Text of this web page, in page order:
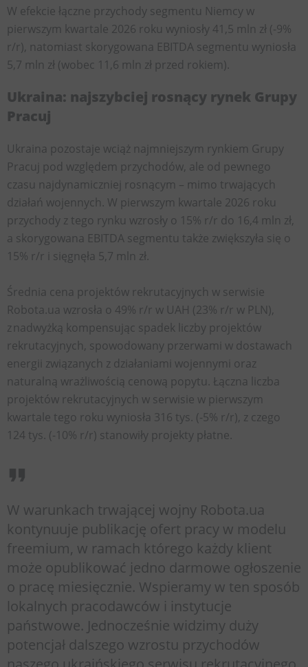
W efekcie łączne przychody segmentu Niemcy w
pierwszym kwartale 2026 roku wyniosły 41,5 mln zł (-9%
r/r), natomiast skorygowana EBITDA segmentu wyniosła
5,7 mln zł (wobec 11,6 mln zł przed rokiem).
Ukraina: najszybciej rosnący rynek Grupy
Pracuj
Ukraina pozostaje wciąż najmniejszym rynkiem Grupy
Pracuj pod względem przychodów, ale od pewnego
czasu najdynamiczniej rosnącym – mimo trwających
działań wojennych. W pierwszym kwartale 2026 roku
przychody z tego rynku wzrosły o 15% r/r do 16,4 mln zł,
a skorygowana EBITDA segmentu także zwiększyła się o
15% r/r i sięgnęła 5,7 mln zł.
Średnia cena projektów rekrutacyjnych w serwisie
Robota.ua wzrosła o 49% r/r w UAH (23% r/r w PLN),
z nadwyżką kompensując spadek liczby projektów
rekrutacyjnych, spowodowany przerwami w dostawach
energii związanych z działaniami wojennymi oraz
naturalną wrażliwością cenową popytu. Łączna liczba
projektów rekrutacyjnych w serwisie w pierwszym
kwartale tego roku wyniosła 316 tys. (-5% r/r), z czego
124 tys. (-10% r/r) stanowiły projekty płatne.
W warunkach trwającej wojny Robota.ua
kontynuuje publikację ofert pracy w modelu
freemium, w ramach którego każdy klient
może opublikować jedno darmowe ogłoszenie
o pracę miesięcznie. Wspieramy w ten sposób
lokalnych pracodawców i instytucje
państwowe. Jednocześnie widzimy duży
potencjał dalszego wzrostu przychodów